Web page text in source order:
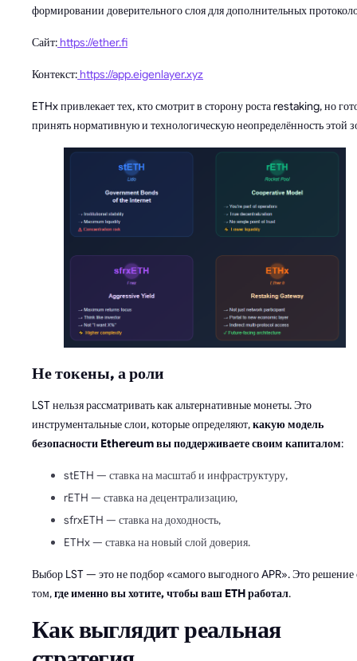
формировании доверительного слоя для дополнительных
Сайт:https://ether.fi
Контекст:https://app.eigenlayer.xyz
ETHx привлекает тех, кто смотрит в сторону роста restaking, но
принять нормативную и технологическую неопределённость этой
Не токены, а роли
LST нельзя рассматривать как альтернативные монеты. Это
инструментальные слои, которые определяют,какую модель
безопасности Ethereum вы поддерживаете своим капиталом:
stETH — ставка на масштаб и инфраструктуру,
rETH — ставка на децентрализацию,
sfrxETH — ставка на доходность,
ETHx — ставка на новый слой доверия.
Выбор LST — это не подбор «самого выгодного APR». Это решение
том,где именно вы хотите, чтобы ваш ETH работал.
Как выглядит реальная